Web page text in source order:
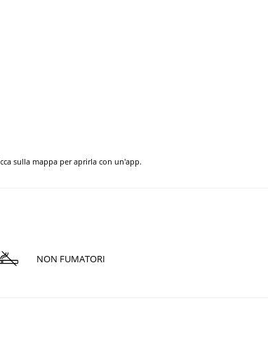
sulla mappa per aprirla con un'app.
NON FUMATORI